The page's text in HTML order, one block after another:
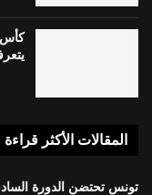
كأس
المقالات الأكثر قراءة
تونس تحتضن الدورة